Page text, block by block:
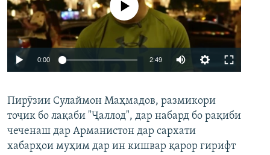
Auto 240p 360p 480p
720p 1080p
Феълан кор намекунад
0:00 2:49
360p
480p
Пирӯзии Сулаймон Маҳмадов, размикори
тоҷик бо лақаби "Ҷаллод", дар набард бо рақиби
чеченаш дар Арманистон дар сархати
хабарҳои муҳим дар ин кишвар қарор гирифт